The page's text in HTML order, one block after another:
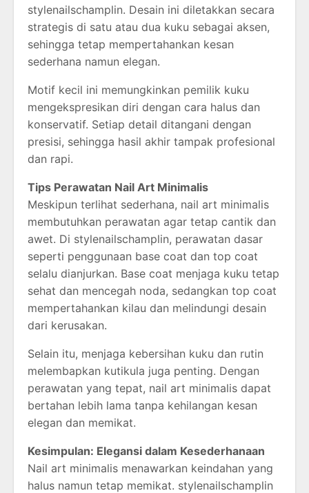
stylenailschamplin. Desain ini diletakkan secara
strategis di satu atau dua kuku sebagai aksen,
sehingga tetap mempertahankan kesan
sederhana namun elegan.
Motif kecil ini memungkinkan pemilik kuku
mengekspresikan diri dengan cara halus dan
konservatif. Setiap detail ditangani dengan
presisi, sehingga hasil akhir tampak profesional
dan rapi.
Tips Perawatan Nail Art Minimalis
Meskipun terlihat sederhana, nail art minimalis
membutuhkan perawatan agar tetap cantik dan
awet. Di stylenailschamplin, perawatan dasar
seperti penggunaan base coat dan top coat
selalu dianjurkan. Base coat menjaga kuku tetap
sehat dan mencegah noda, sedangkan top coat
mempertahankan kilau dan melindungi desain
dari kerusakan.
Selain itu, menjaga kebersihan kuku dan rutin
melembapkan kutikula juga penting. Dengan
perawatan yang tepat, nail art minimalis dapat
bertahan lebih lama tanpa kehilangan kesan
elegan dan memikat.
Kesimpulan: Elegansi dalam Kesederhanaan
Nail art minimalis menawarkan keindahan yang
halus namun tetap memikat. stylenailschamplin